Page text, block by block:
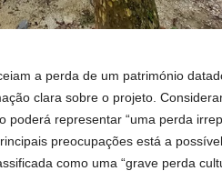
a perda de um património
clara sobre o projeto.
poderá representar “uma perda
preocupações está a
como uma “grave perda